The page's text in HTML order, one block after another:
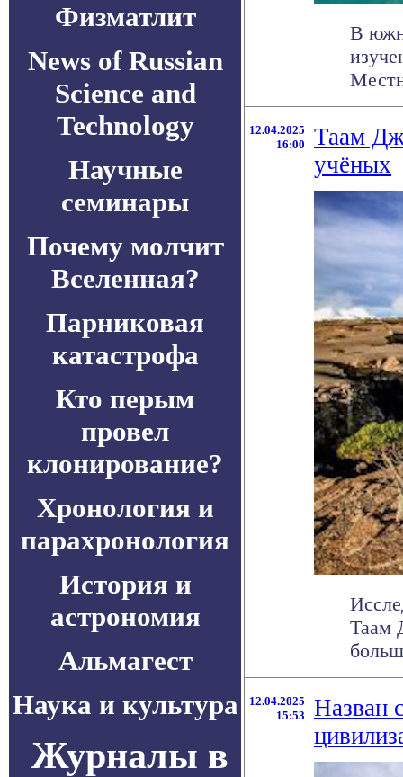
Физматлит
News of Russian
Science and
Technology
Научные
семинары
Почему молчит
Вселенная?
Парниковая
катастрофа
Кто перым
провел
клонирование?
Хронология и
парахронология
История и
астрономия
Альмагест
Наука и культура
Журналы в
В
12.04.2025
16:00
Таам
учёных
Таам
12.04.2025
15:53
Назван